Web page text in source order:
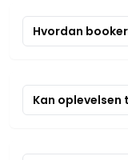
Hvordan
Kan